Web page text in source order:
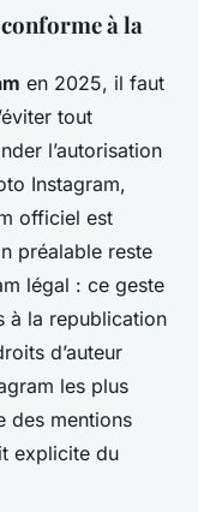
à la
en 2025, il faut
tout
l’autorisation
Instagram,
officiel est
préalable reste
légal : ce geste
à la republication
d’auteur
les plus
des mentions
explicite du